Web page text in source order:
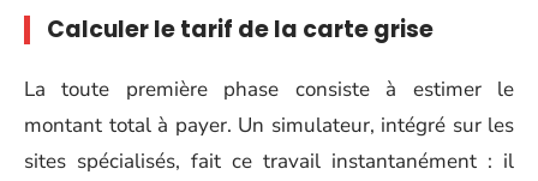
Calculer le tarif de la carte grise
La toute première phase consiste à estimer le
montant total à payer. Un simulateur, intégré sur les
sites spécialisés, fait ce travail instantanément : il